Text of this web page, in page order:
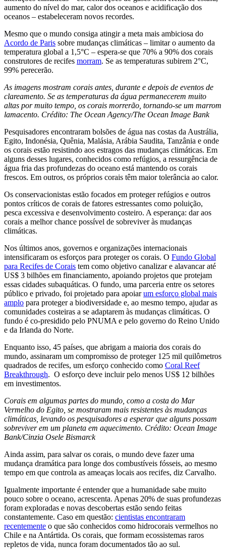
aumento do nível do mar, calor dos oceanos e acidificação dos
oceanos – estabeleceram novos recordes.
Mesmo que o mundo consiga atingir a meta mais ambiciosa do
Acordo de Paris sobre mudanças climáticas – limitar o aumento da
temperatura global a 1,5°C – espera-se que 70% a 90% dos corais
construtores de recifes morram. Se as temperaturas subirem 2°C,
99% perecerão.
As imagens mostram corais antes, durante e depois de eventos de
clareamento. Se as temperaturas da água permanecerem muito
altas por muito tempo, os corais morrerão, tornando-se um marrom
lamacento. Crédito: The Ocean Agency/The Ocean Image Bank
Pesquisadores encontraram bolsões de água nas costas da Austrália,
Egito, Indonésia, Quênia, Malásia, Arábia Saudita, Tanzânia e onde
os corais estão resistindo aos estragos das mudanças climáticas. Em
alguns desses lugares, conhecidos como refúgios, a ressurgência de
água fria das profundezas do oceano está mantendo os corais
frescos. Em outros, os próprios corais têm maior tolerância ao calor.
Os conservacionistas estão focados em proteger refúgios e outros
pontos críticos de corais de fatores estressantes como poluição,
pesca excessiva e desenvolvimento costeiro. A esperança: dar aos
corais a melhor chance possível de sobreviver às mudanças
climáticas.
Nos últimos anos, governos e organizações internacionais
intensificaram os esforços para proteger os corais. O Fundo Global
para Recifes de Corais tem como objetivo canalizar e alavancar até
US$ 3 bilhões em financiamento, apoiando projetos que protejam
essas cidades subaquáticas. O fundo, uma parceria entre os setores
público e privado, foi projetado para apoiarum esforço global mais
amplo para proteger a biodiversidade e, ao mesmo tempo, ajudar as
comunidades costeiras a se adaptarem às mudanças climáticas. O
fundo é co-presidido pelo PNUMA e pelo governo do Reino Unido
e da Irlanda do Norte.
Enquanto isso, 45 países, que abrigam a maioria dos corais do
mundo, assinaram um compromisso de proteger 125 mil quilômetros
quadrados de recifes, um esforço conhecido como Coral Reef
Breakthrough. O esforço deve incluir pelo menos US$ 12 bilhões
em investimentos.
Corais em algumas partes do mundo, como a costa do Mar
Vermelho do Egito, se mostraram mais resistentes às mudanças
climáticas, levando os pesquisadores a esperar que alguns possam
sobreviver em um planeta em aquecimento. Crédito: Ocean Image
Bank/Cinzia Osele Bismarck
Ainda assim, para salvar os corais, o mundo deve fazer uma
mudança dramática para longe dos combustíveis fósseis, ao mesmo
tempo em que controla as ameaças locais aos recifes, diz Carvalho.
Igualmente importante é entender que a humanidade sabe muito
pouco sobre o oceano, acrescenta. Apenas 20% de suas profundezas
foram exploradas e novas descobertas estão sendo feitas
constantemente. Caso em questão: cientistas encontraram
recentemente o que são conhecidos como hidrocorais vermelhos no
Chile e na Antártida. Os corais, que formam ecossistemas raros
repletos de vida, nunca foram documentados tão ao sul.